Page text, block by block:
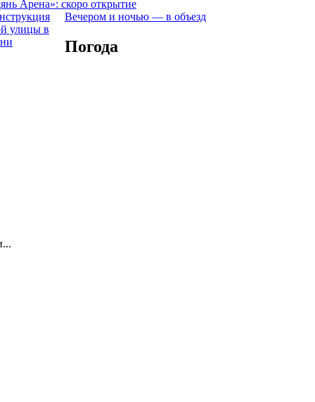
Арена»: скоро открытие
Вечером и ночью — в объезд
Погода